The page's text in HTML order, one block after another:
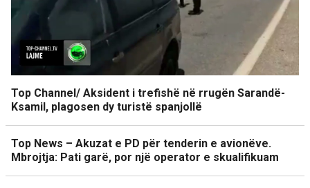
Top Channel/ Aksident i trefishë në rrugën Sarandë-
Ksamil, plagosen dy turistë spanjollë
Top News – Akuzat e PD për tenderin e avionëve.
Mbrojtja: Pati garë, por një operator e skualifikuam